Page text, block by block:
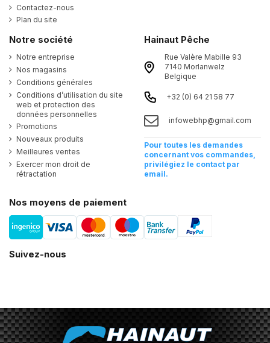
Contactez-nous
Plan du site
Notre société
Notre entreprise
Nos magasins
Conditions générales
Conditions d’utilisation du site
web et protection des
données personnelles
Promotions
Nouveaux produits
Meilleures ventes
Exercer mon droit de
rétractation
Hainaut Pêche
Rue Valère Mabille 93
7140 Morlanwelz
Belgique
+32 (0) 64 21 58 77
infowebhp@gmail.com
Pour toutes les demandes
concernant vos commandes,
privilégiez le contact par
email.
Nos moyens de paiement
Suivez-nous